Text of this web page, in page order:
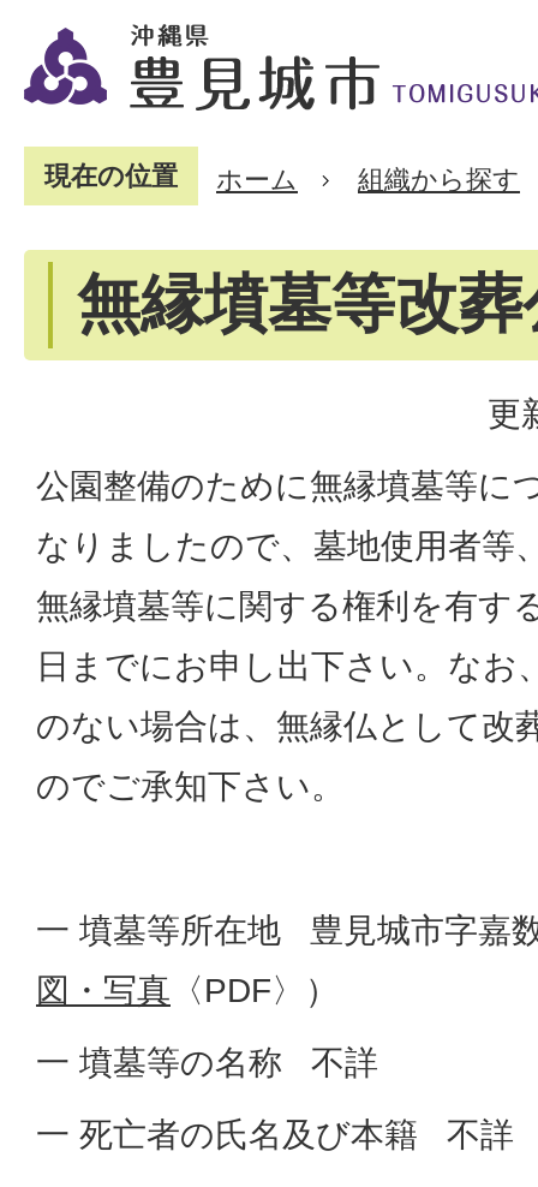
現在の位置 ホーム 組織から探す
無縁墳墓等改
更
公園整備のために無縁墳墓等に
なりましたので、墓地使用者等
無縁墳墓等に関する権利を有す
日までにお申し出下さい。なお
のない場合は、無縁仏として改
のでご承知下さい。
一 墳墓等所在地 豊見城市字嘉
図・写真 〈PDF〉）
一 墳墓等の名称 不詳
一 死亡者の氏名及び本籍 不詳